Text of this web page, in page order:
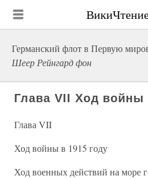
Германский флот в Первую
Шеер Рейнгард фон
Глава VII Ход войны
Глава VII
Ход войны в 1915 году
Ход военных действий на море